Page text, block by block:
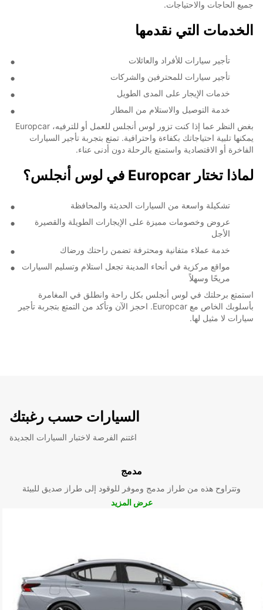
جميع الحاجات والاحتياجات.
الخدمات التي نقدمها
تأجير سيارات للأفراد والعائلات
تأجير سيارات للمحترفين والشركات
خدمات الإيجار على المدى الطويل
خدمة التوصيل والاستلام من المطار
بغض النظر عما إذا كنت تزور لوس أنجلس للعمل أو للترفيه، Europcar
يمكنها تلبية احتياجاتك بكفاءة واحترافية. تمتع بتجربة تأجير السيارات
الفاخرة أو الاقتصادية واستمتع بالرحلة دون أدنى عناء.
لماذا تختار Europcar في لوس أنجلس؟
تشكيلة واسعة من السيارات الحديثة والمحافظة
عروض وخصومات مميزة على الإيجارات الطويلة والقصيرة
الأجل
خدمة عملاء متفانية ومحترفة تضمن راحتك ورضاك
مواقع مركزية في أنحاء المدينة تجعل استلام وتسليم السيارات
مريحًا وسهلاً
استمتع برحلتك في لوس أنجلس بكل راحة وانطلق في المغامرة
بأسلوبك الخاص مع Europcar. احجز الآن وتأكد من التمتع بتجربة تأجير
سيارات لا مثيل لها.
السيارات حسب رغبتك
اغتنم الفرصة لاختبار السيارات الجديدة
مدمج
وتتراوح هذه من طراز مدمج وموفر للوقود إلى طراز صديق للبيئة
عرض المزيد